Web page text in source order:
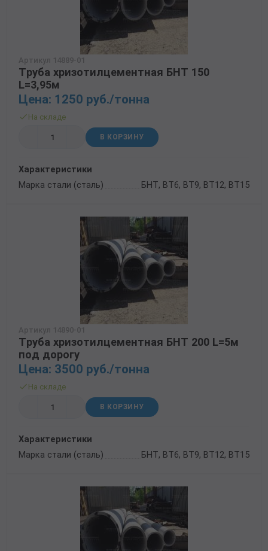
Артикул 14889-01
Труба хризотилцементная БНТ 150
L=3,95м
Цена: 1250 руб./тонна
На складе
В КОРЗИНУ
Характеристики
Марка стали (сталь)
БНТ, ВТ6, ВТ9, ВТ12, ВТ15
Артикул 14890-01
Труба хризотилцементная БНТ 200 L=5м
под дорогу
Цена: 3500 руб./тонна
На складе
В КОРЗИНУ
Характеристики
Марка стали (сталь)
БНТ, ВТ6, ВТ9, ВТ12, ВТ15
Трубы в ВУС изоляции